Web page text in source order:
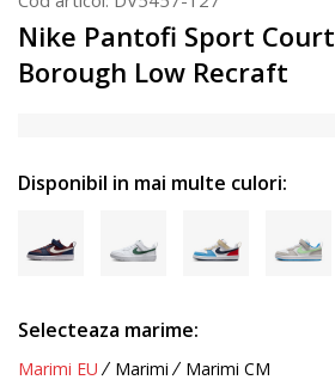
Nike Pantofi Sport Court
Borough Low Recraft
Disponibil in mai multe culori:
Selecteaza marime:
Marimi EU Marimi Marimi CM